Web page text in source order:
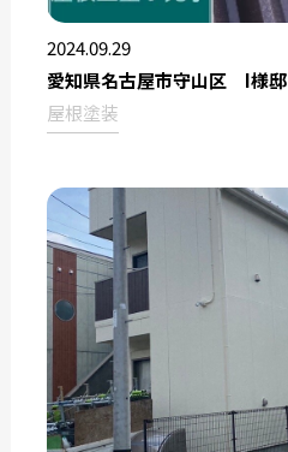
2024.09.29
愛知県名古屋市守山区 I様邸
屋根塗装